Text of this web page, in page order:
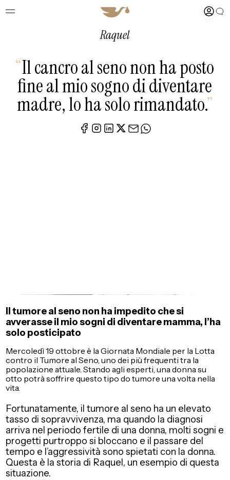
Raquel
“Il cancro al seno non ha posto
fine al mio sogno di diventare
madre, lo ha solo rimandato.”
Il tumore al seno non ha impedito che si
avverasse il mio sogni di diventare mamma, l’ha
solo posticipato
Mercoledì 19 ottobre è la Giornata Mondiale per la Lotta
contro il Tumore al Seno, uno dei più frequenti tra la
popolazione attuale. Stando agli esperti, una donna su
otto potrà soffrire questo tipo do tumore una volta nella
vita.
Fortunatamente, il tumore al seno ha un elevato
tasso di sopravvivenza, ma quando la diagnosi
arriva nel periodo fertile di una donna, molti sogni e
progetti purtroppo si bloccano e il passare del
tempo e l’aggressività sono spietati con la donna.
Questa è la storia di Raquel, un esempio di questa
situazione.